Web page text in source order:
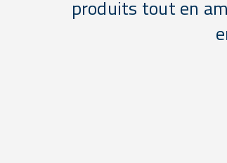
produits tout en